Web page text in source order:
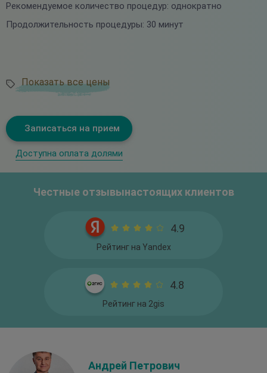
Рекомендуемое количество процедур: однократно
Продолжительность процедуры: 30 минут
Показать все цены
Доступна оплата долями
Честные отзывынастоящих клиентов
4.9
Рейтинг на Yandex
4.8
Рейтинг на 2gis
Андрей Петрович